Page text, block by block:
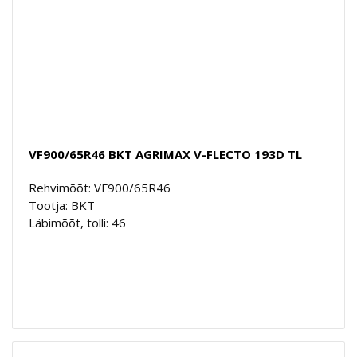
VF900/65R46 BKT AGRIMAX V-FLECTO 193D TL
Rehvimõõt: VF900/65R46
Tootja: BKT
Läbimõõt, tolli: 46